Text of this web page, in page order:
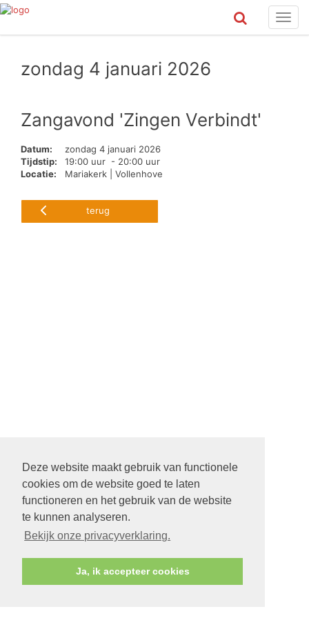
Deze website maakt gebruik van functionele
cookies om de website goed te laten
functioneren en het gebruik van de website
te kunnen analyseren.
Bekijk onze privacyverklaring.
Ja, ik accepteer cookies
zondag 4 januari 2026
Zangavond 'Zingen Verbindt'
Datum:
zondag 4 januari 2026
Tijdstip:
19:00 uur - 20:00 uur
Locatie:
Mariakerk | Vollenhove
terug